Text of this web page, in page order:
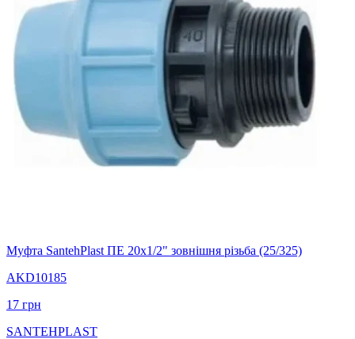
Муфта SantehPlast ПЕ 20х1/2" зовнішня різьба (25/325)
AKD10185
17 грн
SANTEHPLAST